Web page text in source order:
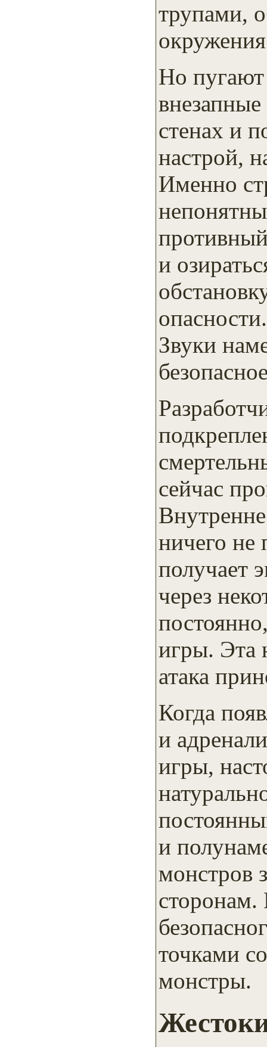
трупами,
Но
стенах и
настрой,
Именно
и
Звуки
сейчас
ничего не
получает
через
игры. Эта
атака
Когда
и
игры,
и
монстров
сторонам.
точками
монстры.